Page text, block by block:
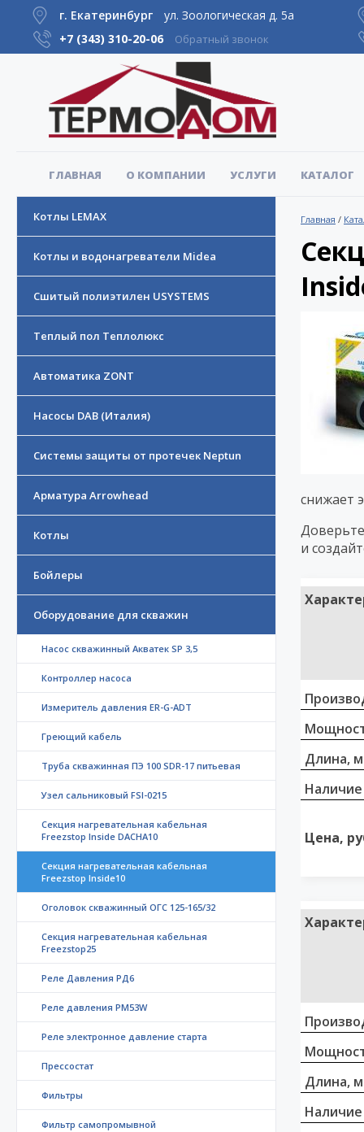
г. Екатеринбург
ул. Зоологическая д. 5а
+7 (343) 310-20-06 Обратный звонок
ГЛАВНАЯ О КОМПАНИИ УСЛУГИ КАТАЛОГ
Котлы LEMAX
Котлы и водонагреватели Midea
Сшитый полиэтилен USYSTEMS
Теплый пол Теплолюкс
Автоматика ZONT
Насосы DAB (Италия)
Системы защиты от протечек Neptun
Арматура Arrowhead
Котлы
Бойлеры
Оборудование для скважин
Насос скважинный Акватек SP 3,5
Контроллер насоса
Измеритель давления ER-G-ADT
Греющий кабель
Труба скважинная ПЭ 100 SDR-17 питьевая
Узел сальниковый FSI-0215
Секция нагревательная кабельная
Freezstop Inside DACHA10
Секция нагревательная кабельная
Freezstop Inside10
Оголовок скважинный ОГС 125-165/32
Секция нагревательная кабельная
Freezstop25
Реле Давления РД6
Реле давления PM53W
Реле электронное давление старта
Прессостат
Фильтры
Фильтр самопромывной
Главная /
снижает
и
Длина,
Наличие
Цена,
Длина,
Наличие